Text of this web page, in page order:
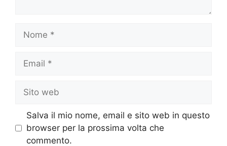
web
Salva il mio nome, email e sito web in questo
browser per la prossima volta che
commento.